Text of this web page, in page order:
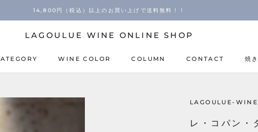
14,800円（税込）以上のお買い上げで送料無料！！
WINE COLOR
COLUMN
CONTACT
焼
LAGOULUE WINE ONLINE SHOP
LAGOULUE-WINE
レ・コパン・